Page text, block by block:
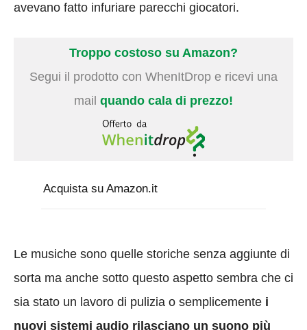
avevano fatto infuriare parecchi giocatori.
Troppo costoso su Amazon?
Segui il prodotto con WhenItDrop e ricevi una
mail quando cala di prezzo!
Acquista su Amazon.it
Le musiche sono quelle storiche senza aggiunte di
sorta ma anche sotto questo aspetto sembra che ci
sia stato un lavoro di pulizia o semplicemente i
nuovi sistemi audio rilasciano un suono più